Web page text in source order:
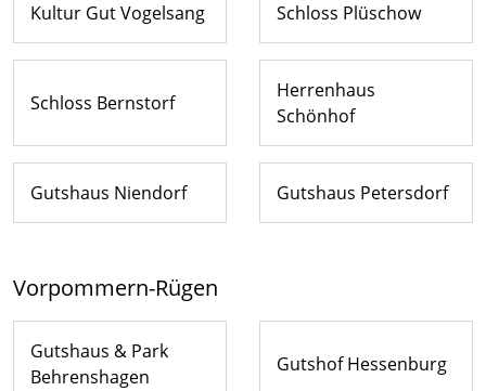
Kultur Gut Vogelsang Schloss Plüschow
Schloss Bernstorf
Herrenhaus
Schönhof
Gutshaus Niendorf Gutshaus Petersdorf
Vorpommern-Rügen
Gutshaus & Park
Behrenshagen
Gutshof Hessenburg